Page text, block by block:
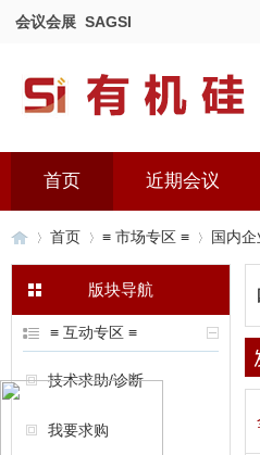
会议会展 SAGSI
首页 近期会议
有»
首页
›
≡ 市场专区 ≡ 国内
版块导航
≡ 互动专区 ≡
技术求助/诊断
我要求购